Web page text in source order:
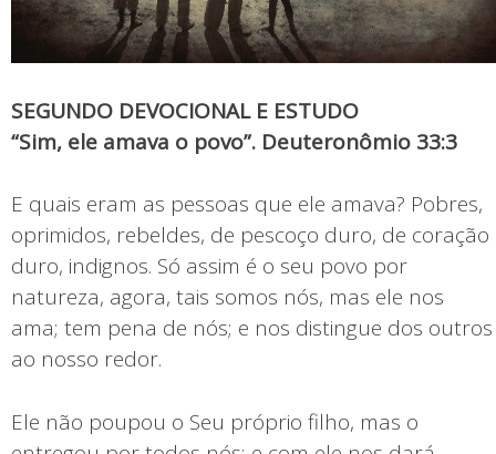
SEGUNDO DEVOCIONAL E ESTUDO
“Sim, ele amava o povo”. Deuteronômio 33:3
E quais eram as pessoas que ele amava? Pobres,
oprimidos, rebeldes, de pescoço duro, de coração
duro, indignos. Só assim é o seu povo por
natureza, agora, tais somos nós, mas ele nos
ama; tem pena de nós; e nos distingue dos outros
ao nosso redor.
Ele não poupou o Seu próprio filho, mas o